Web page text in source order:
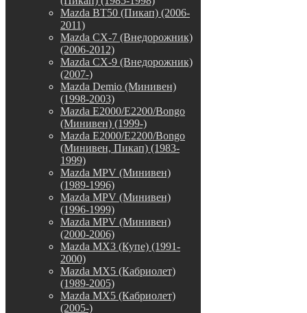
Mazda BT50 (Пикап) (2006-
2011)
Mazda CX-7 (Внедорожник)
(2006-2012)
Mazda CX-9 (Внедорожник)
(2007-)
Mazda Demio (Минивен)
(1998-2003)
Mazda E2000/E2200/Bongo
(Минивен) (1999-)
Mazda E2000/E2200/Bongo
(Минивен, Пикап) (1983-
1999)
Mazda MPV (Минивен)
(1989-1996)
Mazda MPV (Минивен)
(1996-1999)
Mazda MPV (Минивен)
(2000-2006)
Mazda MX3 (Купе) (1991-
2000)
Mazda MX5 (Кабриолет)
(1989-2005)
Mazda MX5 (Кабриолет)
(2005-)